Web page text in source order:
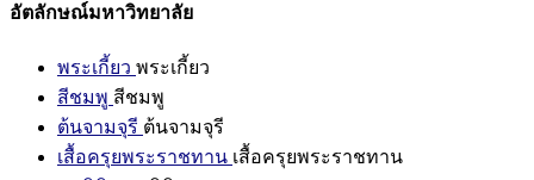
อัตลักษณ์มหาวิทยาลัย
พระเกี้ยว พระเกี้ยว
สีชมพู สีชมพู
ต้นจามจุรี ต้นจามจุรี
เสื้อครุยพระราชทาน เสื้อครุยพระราชทาน